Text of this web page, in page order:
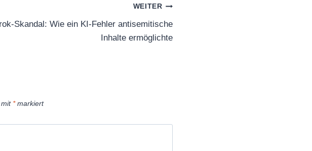
WEITER
Skandal: Wie ein KI-Fehler antisemitische
Inhalte ermöglichte
mit *markiert